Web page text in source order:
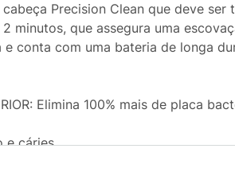
Precision Clean que deve
minutos, que assegura uma
e conta com uma bateria de longa
Elimina 100% mais de placa
e cáries.